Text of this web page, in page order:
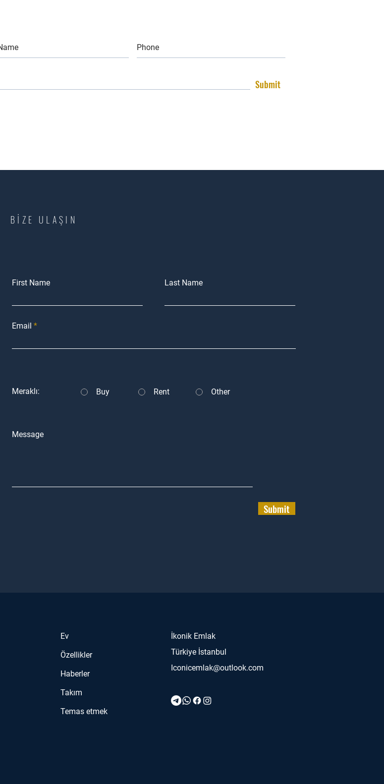
Submit
BİZE ULAŞIN
First Name Last Name
Email
Meraklı: Buy Rent Other
Message
Submit
Ev
Özellikler
Haberler
Takım
Temas etmek
İkonik Emlak
Türkiye İstanbul
Iconicemlak@outlook.com